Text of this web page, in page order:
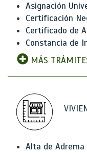
Asignación
Certificación
Certificado de
Constancia de
MÁS
Alta de Adrema